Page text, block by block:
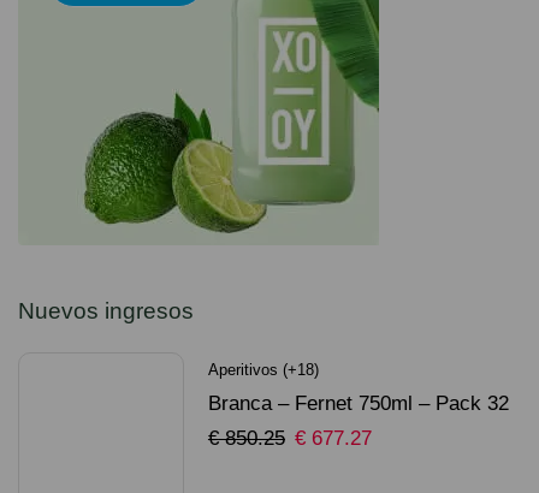
Nuevos ingresos
Aperitivos (+18)
Branca – Fernet 750ml – Pack 32
Unidades
€850.25 €677.27